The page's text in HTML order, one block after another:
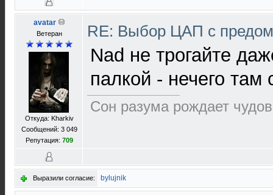
avatar
Ветеран
Откуда: Kharkiv
Сообщений: 3 049
Репутация: 709
RE: Выбор ЦАП с
Nad не трогайте
палкой - нечего там
Сон разума рождает
Выразили согласие: bylujnik